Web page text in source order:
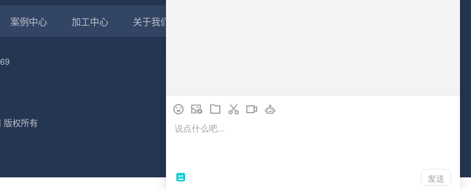
案例中心 加工中心 关于我们
权所有